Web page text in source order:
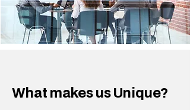
What makes us Unique?